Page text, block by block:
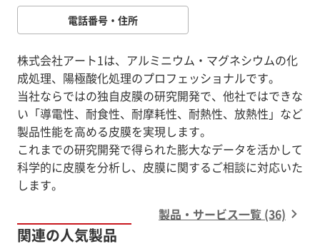
電話番号・住所
株式会社アート1は、アルミニウム・マグネシウムの化
成処理、陽極酸化処理のプロフェッショナルです。
当社ならではの独自皮膜の研究開発で、他社ではできな
い「導電性、耐食性、耐摩耗性、耐熱性、放熱性」など
製品性能を高める皮膜を実現します。
これまでの研究開発で得られた膨大なデータを活かして
科学的に皮膜を分析し、皮膜に関するご相談に対応いた
します。
製品・サービス一覧 (36)
関連の人気製品